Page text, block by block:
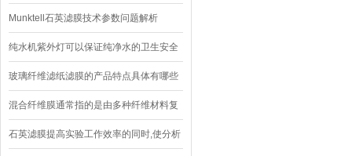
Munktell石英滤膜技术参数问题解析
纯水机紫外灯可以保证纯净水的卫生安全
玻璃纤维滤纸滤膜的产品特点具体有哪些
混合纤维膜通常指的是由多种纤维材料复
合而成的过滤膜
石英滤膜提高实验工作效率的同时,使分析